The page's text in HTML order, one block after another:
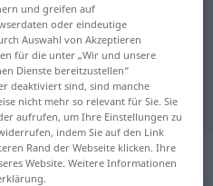
Übersetzung
Übersetzung
und greifen auf
oder eindeutige
Auswahl von Akzeptieren
für die unter „Wir und unsere
Dienste bereitzustellen“
deaktiviert sind, sind manche
nicht mehr so relevant für Sie. Sie
aufrufen, um Ihre Einstellungen zu
indem Sie auf den Link
Rand der Webseite klicken. Ihre
Website. Weitere Informationen